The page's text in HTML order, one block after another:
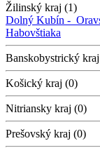
Žilinský kraj (1)
Dolný Kubín -
Habovštiaka
Banskobystrický
Košický kraj (0)
Nitriansky kraj (0)
Prešovský kraj (0)